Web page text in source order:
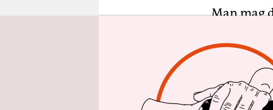
Man mag
ihres